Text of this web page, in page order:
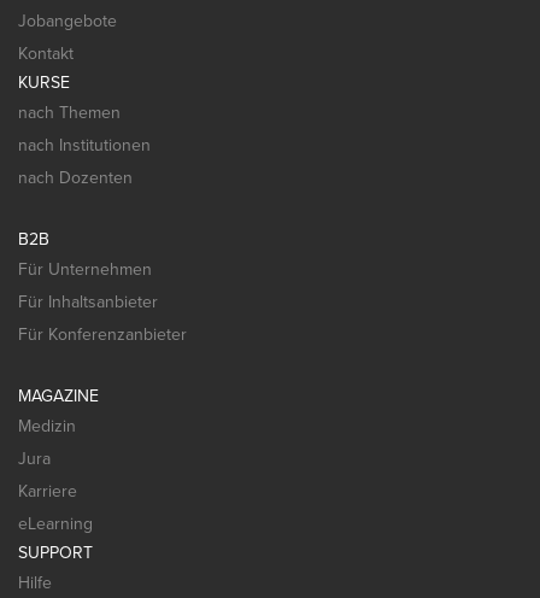
Jobangebote
Kontakt
KURSE
nach Themen
nach Institutionen
nach Dozenten
B2B
Für Unternehmen
Für Inhaltsanbieter
Für Konferenzanbieter
MAGAZINE
Medizin
Jura
Karriere
eLearning
SUPPORT
Hilfe